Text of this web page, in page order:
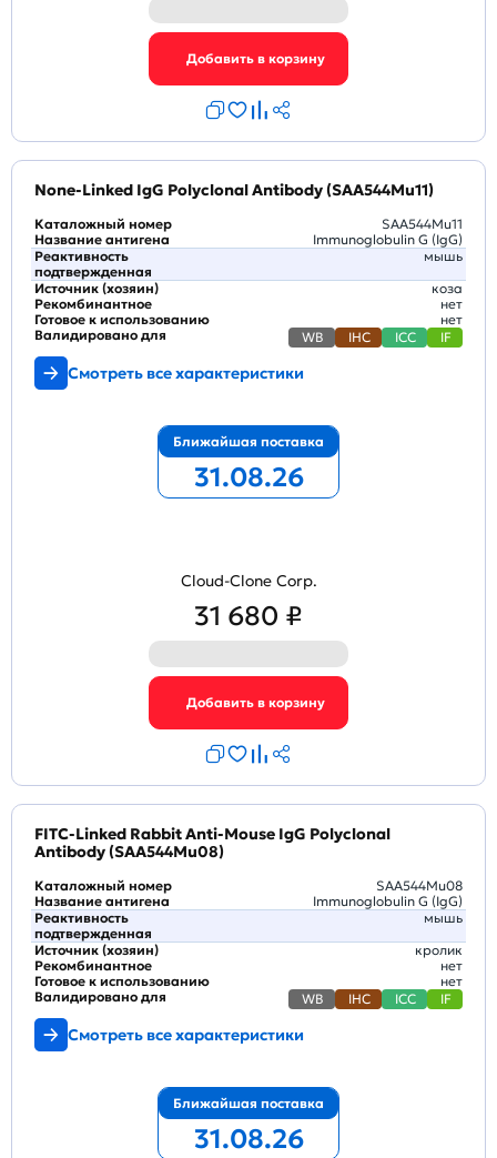
None-Linked IgG Polyclonal Antibody (SAA544Mu11)
Каталожный номер
SAA544Mu11
Название антигена
Immunoglobulin G (IgG)
Реактивность
подтвержденная
мышь
Источник (хозяин)
коза
Рекомбинантное
нет
Готовое к использованию
нет
Валидировано для
WB IHC ICC IF
Смотреть все характеристики
Ближайшая поставка
31.08.26
Cloud-Clone Corp.
31 680 ₽
FITC-Linked Rabbit Anti-Mouse IgG Polyclonal
Antibody (SAA544Mu08)
Каталожный номер
SAA544Mu08
Название антигена
Immunoglobulin G (IgG)
Реактивность
подтвержденная
мышь
Источник (хозяин)
кролик
Рекомбинантное
нет
Готовое к использованию
нет
Валидировано для
WB IHC ICC IF
Смотреть все характеристики
Ближайшая поставка
31.08.26